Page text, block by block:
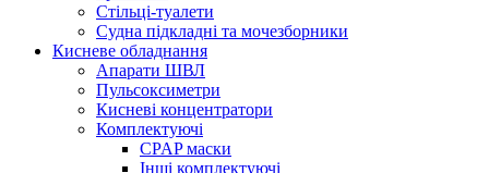
Стільці-туалети
Судна підкладні та мочезборники
Кисневе обладнання
Апарати ШВЛ
Пульсоксиметри
Кисневі концентратори
Комплектуючі
CPAP маски
Інші комплектуючі